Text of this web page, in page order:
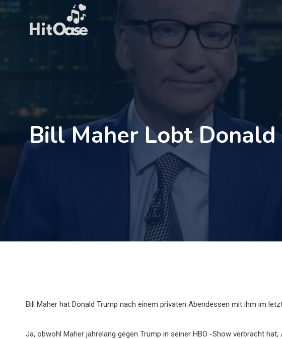
Zum
Bill Maher Lobt Donald
Bill Maher hat Donald Trump nach einem privaten Abendessen mit ihm im
Ja, obwohl Maher jahrelang gegen Trump in seiner HBO -Show verbracht hat,